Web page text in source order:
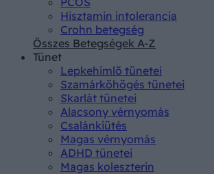
Hisztamin intolerancia
Crohn betegség
Összes Betegségek A-Z
Tünet
Lepkehimlő tünetei
Szamárköhögés tünetei
Skarlát tünetei
Alacsony vérnyomás
Csalánkiütés
Magas vérnyomás
ADHD tünetei
Magas koleszterin